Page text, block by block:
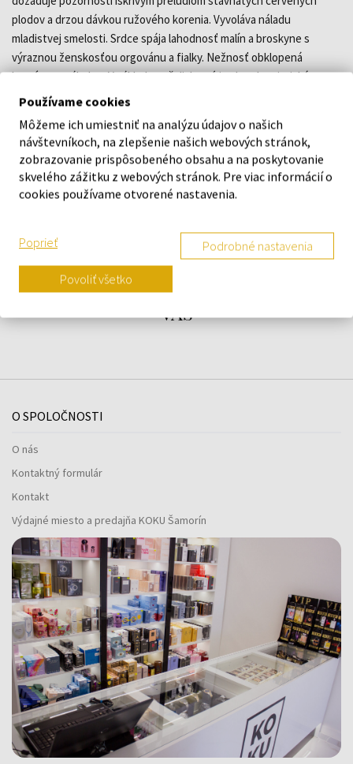
plodov a drzou dávkou ružového korenia. Vyvoláva náladu
mladistvej smelosti. Srdce spája lahodnosť malín a broskyne s
výraznou ženskosťou orgovánu a fialky. Nežnosť obklopená
bravúrnou náladou. V základe pačuli, ktoré je charakteristickým
prvkom vôní Gucci, vytvára istú návykovú túžbu, zatiaľ čo zmyselná
DETAILY
O ZNAČKE
Náš výber na mieru presne pre
vás
O SPOLOČNOSTI
O nás
Kontaktný formulár
Kontakt
Výdajné miesto a predajňa KOKU Šamorín
Používame cookies
Môžeme ich umiestniť na analýzu údajov o našich
návštevníkoch, na zlepšenie našich webových stránok,
zobrazovanie prispôsobeného obsahu a na poskytovanie
skvelého zážitku z webových stránok. Pre viac informácií o
cookies používame otvorené nastavenia.
Poprieť Podrobné nastavenia
Povoliť všetko